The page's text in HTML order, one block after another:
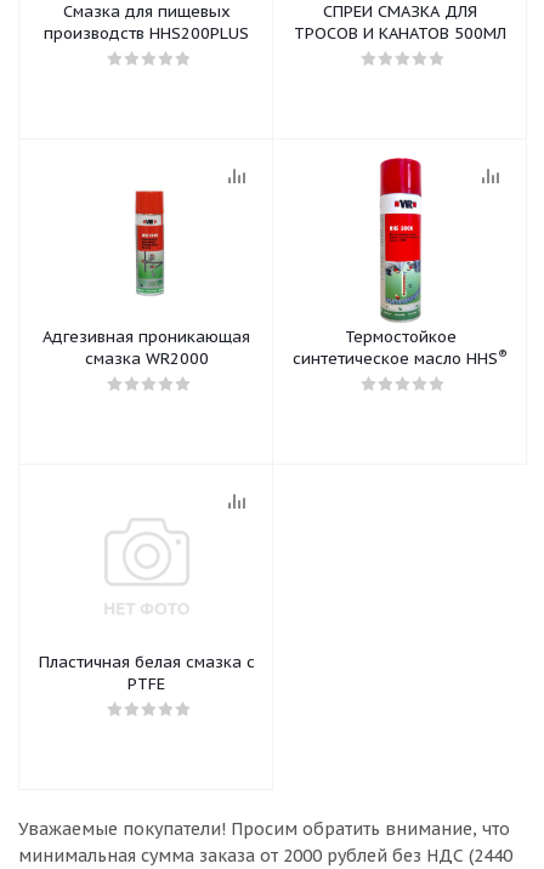
Смазка для пищевых
производств HHS200PLUS
СПРЕЙ СМАЗКА ДЛЯ
ТРОСОВ И КАНАТОВ 500МЛ
Адгезивная проникающая
смазка WR2000
Термостойкое
синтетическое масло HHS®
Пластичная белая смазка с
PTFE
Уважаемые покупатели! Просим обратить внимание, что
минимальная сумма заказа от 2000 рублей без НДС (2440